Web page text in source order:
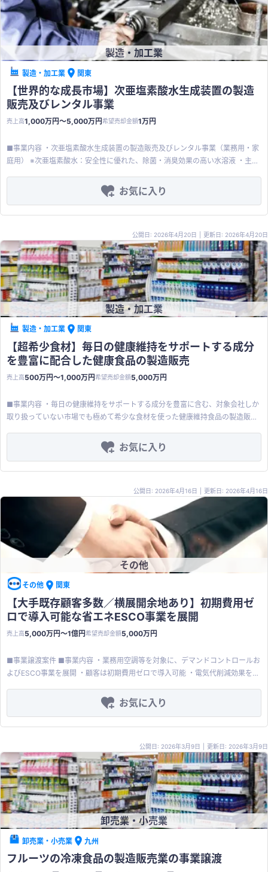
り収益構造を改善できる余地が大きい。 熟練の専門スタッフ5名体制は、ゼロ
から組織を構築するより安価なショートカット価値を持つ。
製造・加工業
製造・加工業 関東
【世界的な成長市場】次亜塩素酸水生成装置の製造
販売及びレンタル事業
売上高1,000万円〜5,000万円希望売却金額1万円
■事業内容 ・次亜塩素酸水生成装置の製造販売及びレンタル事業（業務用・家
庭用） ※次亜塩素酸水：安全性に優れた、除菌・消臭効果の高い水溶液 ・主な
置、およびそれを空間に噴霧するための専用の霧化器・噴霧器の製造、販売、
及び大型の霧化器、ハンディタイプの強力噴霧器も提供 【無人冷凍食品販売
店】 ・コロナ禍で疲弊した地域を支援するために、無人冷凍食品販売店を開業
■主な顧客 ・業務用製品：医療機関、公共施設、食品工場、介護施設、畜産／
養殖施設、イベント会場等 ・家庭用製品：一般顧客 ※菌の存在するあらゆる場
面・業種への応用が可能です ■売却希望金額 ・1円 ※有利子負債約57百万円の
引継ぎ希望 ■特記事項 ①日本のみならず世界的に急拡大している次亜塩素酸
市場への参入が可能 ②効果が持続しやすい「希釈混合式」の次亜塩素酸水生
成装置を製造 ③業務用製品は大学や病院等へのレンタル（ストック収益） ④
社長のこだわりが反映されたユーザーのメンテナンス負担を軽減する製品設計
⑤工場、店舗、養殖、畜産、医療現場、公共施設等、様々な業界への展開が可
能 ⑥複数の特許、意匠権、商標を取得しており、技術的な参入障壁を築く ⑦
すぐに商品化できる在庫が数千万円分（売値）あり 【安全性と信頼性】 大手
品質への高い信頼性が実証されている 【モノづくりノウハウ】 社長のこだわ
りが反映されたユーザーのメンテナンス負担を軽減する製品設計。他社が模倣
で機器の原価が回収可能 【多岐にわたる産業応用実績】 次亜塩素酸水は、病
院や介護施設だけでなく、陸上養殖、畜産業、食品加工、輸入花弁のカビ防止
続勤務希望（期間は応相談） 【その他】 新規営業はしておらず、問い合わせ等
のインバウンドと既存顧客からの紹介 ⇒営業力があり、多くの販路を持つ会社
とはシナジーがあると考えています
お気に入り
公開日: 2026年4月20日 更新日: 2026年4月20日
製造・加工業
製造・加工業 関東
【超希少食材】毎日の健康維持をサポートする成分
を豊富に配合した健康食品の製造販売
売上高500万円〜1,000万円希望売却金額5,000万円
■事業内容 ・毎日の健康維持をサポートする成分を豊富に含む、対象会社しか
取り扱っていない市場でも極めて希少な食材を使った健康維持食品の製造販売
ベータＤグルカン、アラビノキシラン等が豊富に含まれる ・商品の発売から20
年以上、営業活動は行わず口コミでの販売 ・以前はペット用の商品ラインナッ
なり得るポテンシャルを秘めており、その価値は単なる健康食品ではなく、他
社が容易に模倣できない希少性の極めて高い食材へのアクセス権の獲得 ・営業
活動を行っていなかった点は伸びしろでもあり、越境ECでの拡販も見込めます
・希少食材の開発技術、製造ノウハウの確立に数億円規模の投資を実施 ■主な
顧客 ・個人へのEC販売がメイン ・愛用者は女性の比率の方が高く、50代以上
が80％以上を占めています ・継続購入率は持病によっても違いますが、ある
特定の症状の方の購入者の90％は5年以上継続、別の疾患の方は50％以上が5
年以上愛用されています ■売却希望金額 5,000万円（応相談） ■特記事項 ・
昨年欧米の企業から買収提案がありましたが、希少食材の国外流出を懸念し、
日本国内の企業への譲渡を希望されています ・リピーターも多く、希少な食材
を使ったこの健康食品を世の中から無くさない為、国内の資本力のある会社の
もとで事業継続を希望されています ・100名以上の愛飲者の声からも、本商品
けの販売手法が確立されている企業様とは相性が良いかと思います
お気に入り
公開日: 2026年4月16日 更新日: 2026年4月16日
その他
その他 関東
【大手既存顧客多数／横展開余地あり】初期費用ゼ
ロで導入可能な省エネESCO事業を展開
売上高5,000万円〜1億円希望売却金額5,000万円
■事業譲渡案件 ■事業内容 ・業務用空調等を対象に、デマンドコントロールお
よびESCO事業を展開 ・顧客は初期費用ゼロで導入可能 ・電気代削減効果を保
減された電気代の一部を成果報酬として回収するESCOモデル ・削減効果保証
により、収益の下振れリスクを抑制 ・高IRRの案件が継続的に積み上がるスト
設 ・物流センター ・自動車ディーラー ・食品工場 ・小売量販店チェーン ・上
場企業等の信用力の高い顧客基盤 ■強み/課題 ・既存顧客からの横展開余地が
1,000施設以上存在 ・設置に関して、先方より確約を得ている大口の新規顧客
も多数あり ・設置先（顧客）の需要は強く、資金力/投資家ネットワークが課
題 ■売却希望金額 5,000万円＋アーンアウト希望（応相談）
お気に入り
公開日: 2026年3月9日 更新日: 2026年3月9日
卸売業・小売業
卸売業・小売業 九州
フルーツの冷凍食品の製造販売業の事業譲渡